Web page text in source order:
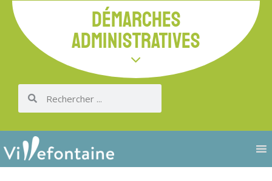
DÉMARCHES
ADMINISTRATIVES